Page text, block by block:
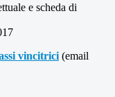
e scheda di
vincitrici (email